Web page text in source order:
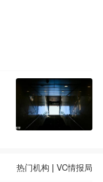
热门机构 |VC情报局